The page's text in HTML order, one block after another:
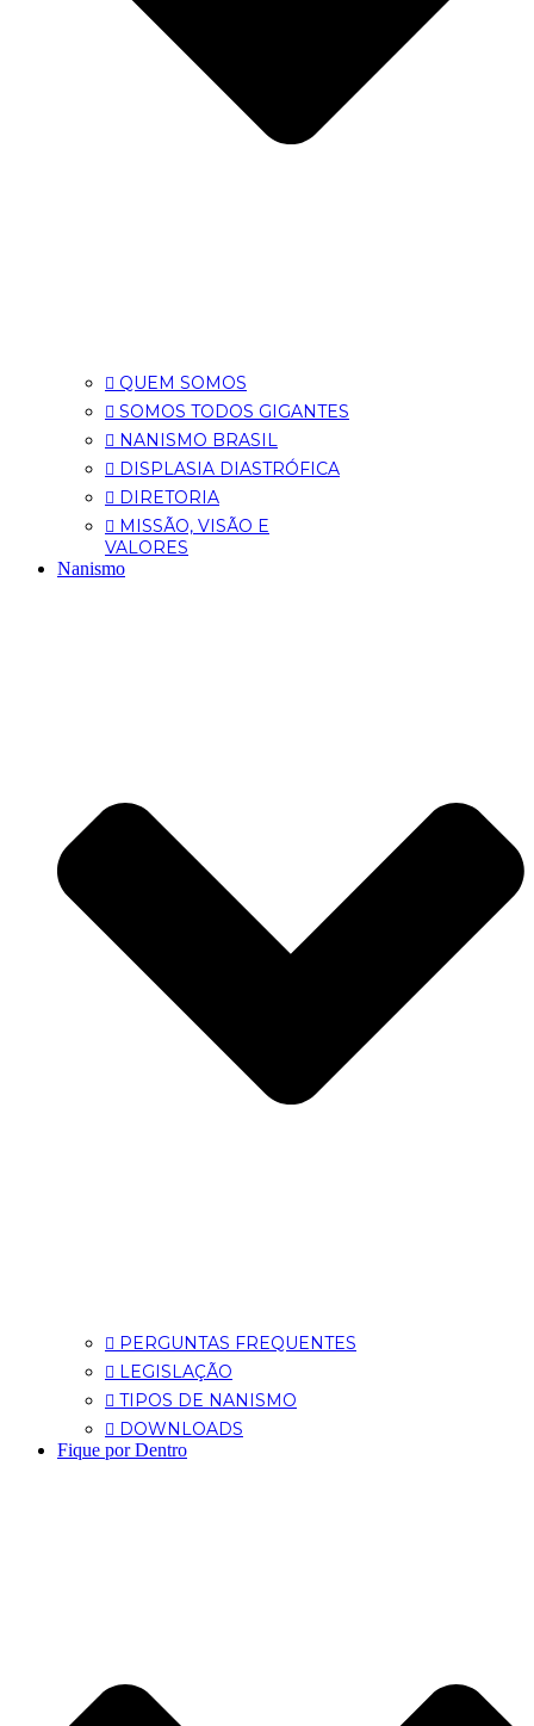
QUEM SOMOS
SOMOS TODOS GIGANTES
NANISMO BRASIL
DISPLASIA DIASTRÓFICA
DIRETORIA
MISSÃO, VISÃO E
VALORES
Nanismo
PERGUNTAS FREQUENTES
LEGISLAÇÃO
TIPOS DE NANISMO
DOWNLOADS
Fique por Dentro